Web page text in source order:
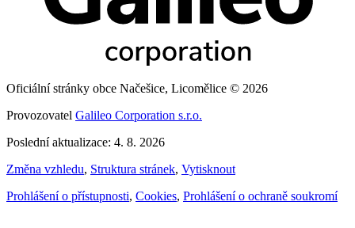
Oficiální stránky obce Načešice, Licomělice © 2026
Provozovatel Galileo Corporation s.r.o.
Poslední aktualizace: 4. 8. 2026
Změna vzhledu, Struktura stránek, Vytisknout
Prohlášení o přístupnosti, Cookies, Prohlášení o ochraně soukromí